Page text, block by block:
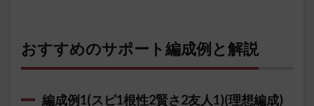
おすすめのサポート編成例と解説
編成例1(スピ1根性2賢さ2友人1)(理想編成)